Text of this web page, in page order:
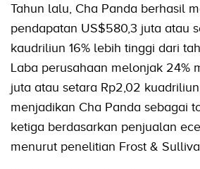
Tahun lalu, Cha Panda berhasil
pendapatan US$580,3 juta atau
kaudriliun 16% lebih tinggi dari
Laba perusahaan melonjak 24%
juta atau setara Rp2,02
menjadikan Cha Panda sebagai
ketiga berdasarkan penjualan
menurut penelitian Frost &